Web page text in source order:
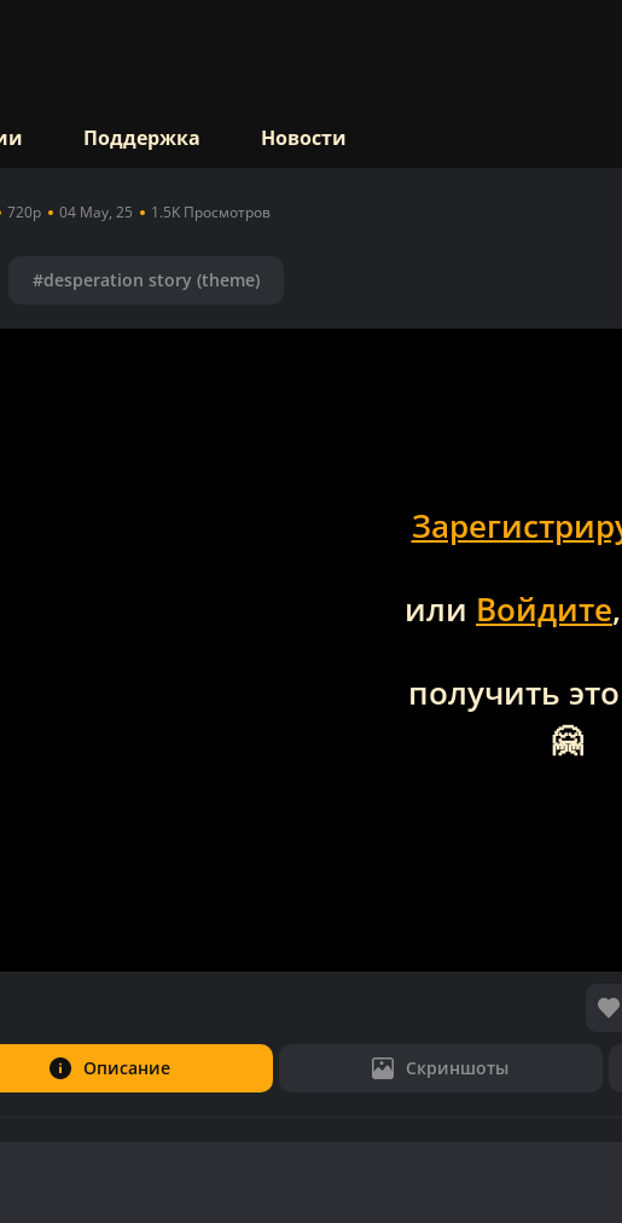
Поддержка Новости
720p 04 May, 25 1.5K Просмотров
#desperation story (theme)
или Войдите
получить
🤗
Описание Скриншоты